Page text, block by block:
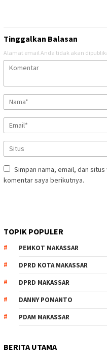
Tinggalkan Balasan
Alamat email Anda tidak akan
Simpan nama, email, dan
komentar saya berikutnya.
TOPIK POPULER
PEMKOT MAKASSAR
DPRD KOTA MAKASSAR
DPRD MAKASSAR
DANNY POMANTO
PDAM MAKASSAR
BERITA UTAMA